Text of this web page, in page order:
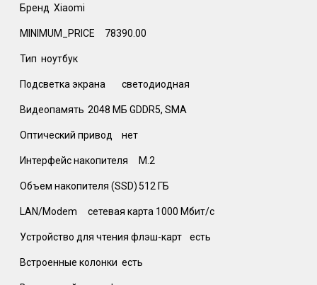
Бренд Xiaomi
MINIMUM_PRICE 78390.00
Тип ноутбук
Подсветка экрана светодиодная
Видеопамять 2048 МБ GDDR5, SMA
Оптический привод нет
Интерфейс накопителя M.2
Объем накопителя (SSD) 512 ГБ
LAN/Modem сетевая карта 1000 Мбит/c
Устройство для чтения флэш-карт есть
Встроенные колонки есть